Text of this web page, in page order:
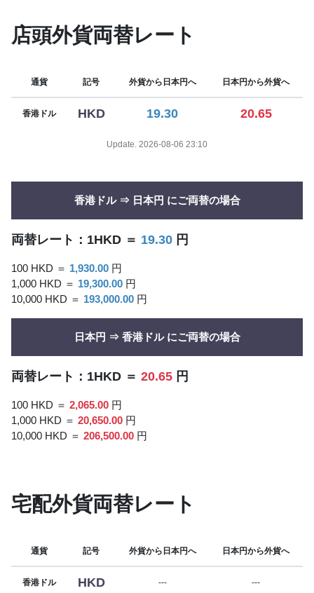
店頭外貨両替レート
通貨 記号 外貨から日本円へ 日本円から外貨へ
香港ドル HKD 19.30 20.65
Update. 2026-08-06 23:10
香港ドル ⇒ 日本円 にご両替の場合
両替レート：1HKD ＝ 19.30 円
100 HKD ＝ 1,930.00 円
1,000 HKD ＝ 19,300.00 円
10,000 HKD ＝ 193,000.00 円
日本円 ⇒ 香港ドル にご両替の場合
両替レート：1HKD ＝ 20.65 円
100 HKD ＝ 2,065.00 円
1,000 HKD ＝ 20,650.00 円
10,000 HKD ＝ 206,500.00 円
宅配外貨両替レート
通貨 記号 外貨から日本円へ 日本円から外貨へ
香港ドル HKD --- ---